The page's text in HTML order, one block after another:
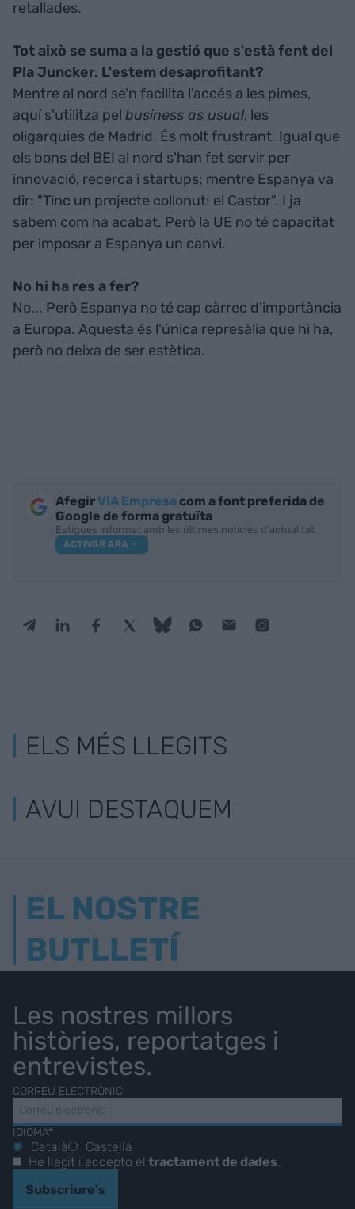
retallades.
Tot això se suma a la gestió que s'està fent del
Pla Juncker. L'estem desaprofitant?
Mentre al nord se'n facilita l'accés a les pimes,
aquí s'utilitza pel business as usual, les
oligarquies de Madrid. És molt frustrant. Igual que
els bons del BEI al nord s'han fet servir per
innovació, recerca i startups; mentre Espanya va
dir: "Tinc un projecte collonut: el Castor". I ja
sabem com ha acabat. Però la UE no té capacitat
per imposar a Espanya un canvi.
No hi ha res a fer?
No... Però Espanya no té cap càrrec d'importància
a Europa. Aquesta és l'única represàlia que hi ha,
però no deixa de ser estètica.
AfegirVIA Empresa com a font preferida de
Google de forma gratuïta
Estigues informat amb les últimes notícies d'actualitat
ACTIVAR ARA
ELS MÉS LLEGITS
AVUI DESTAQUEM
EL NOSTRE
BUTLLETÍ
Les nostres millors
històries, reportatges i
entrevistes.
CORREU ELECTRÒNIC
IDIOMA*
Català
Castellà
He llegit i accepto eltractament de dades.
Subscriure's